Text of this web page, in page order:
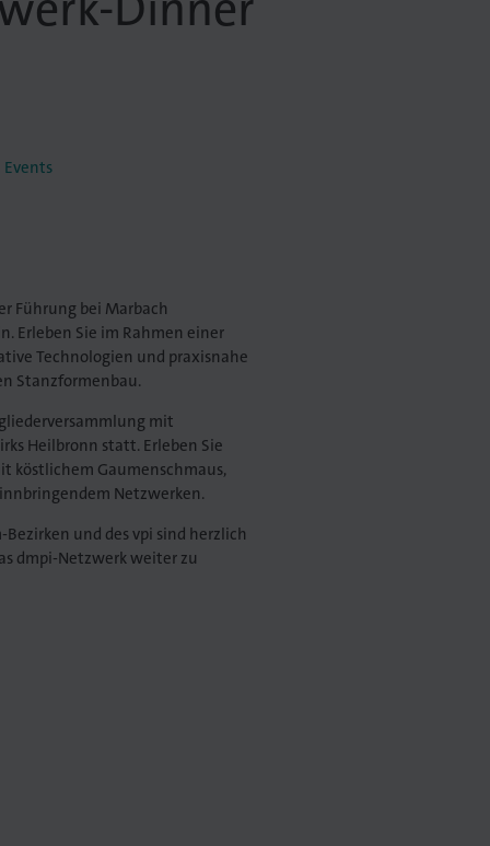
Führung bei Marbach
Erleben Sie im Rahmen einer
Technologien und praxisnahe
Stanzformenbau.
mit
Heilbronn statt. Erleben Sie
köstlichem Gaumenschmaus,
Netzwerken.
und des vpi sind herzlich
dmpi-Netzwerk weiter zu